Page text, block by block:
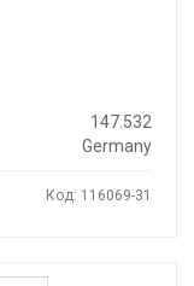
147.532
Germany
Код: 116069-31